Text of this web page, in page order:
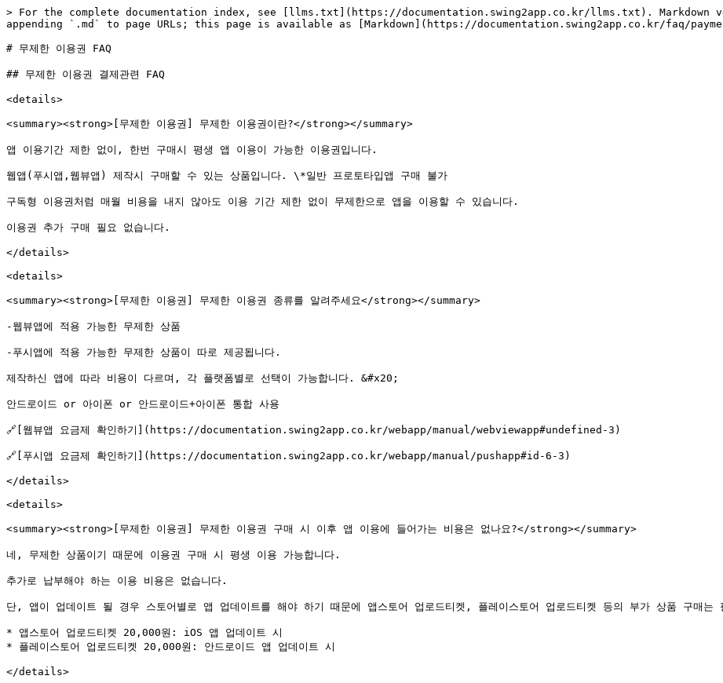
> For the complete documentation index, see [llms.txt](https://documentation.swing2app.co.kr/llms.txt). Markdown
appending `.md` to page URLs; this page is available as [Markdown](https://documentation.swing2app.co.kr/faq/
# 무제한 이용권 FAQ
## 무제한 이용권 결제관련 FAQ
<details>
<summary><strong>[무제한 이용권] 무제한 이용권이란?</strong></summary>
앱 이용기간 제한 없이, 한번 구매시 평생 앱 이용이 가능한 이용권입니다.
웹앱(푸시앱,웹뷰앱) 제작시 구매할 수 있는 상품입니다. \*일반 프로토타입앱 구매 불가
구독형 이용권처럼 매월 비용을 내지 않아도 이용 기간 제한 없이 무제한으로 앱을 이용할 수 있습니다.
이용권 추가 구매 필요 없습니다.
</details>
<details>
<summary><strong>[무제한 이용권] 무제한 이용권 종류를 알려주세요</strong></summary>
-웹뷰앱에 적용 가능한 무제한 상품
-푸시앱에 적용 가능한 무제한 상품이 따로 제공됩니다.
제작하신 앱에 따라 비용이 다르며, 각 플랫폼별로 선택이 가능합니다. &#x20;
안드로이드 or 아이폰 or 안드로이드+아이폰 통합 사용
🔗[웹뷰앱 요금제 확인하기](https://documentation.swing2app.co.kr/webapp/manual/webviewapp#undefined-3)
🔗[푸시앱 요금제 확인하기](https://documentation.swing2app.co.kr/webapp/manual/pushapp#id-6-3)
</details>
<details>
<summary><strong>[무제한 이용권] 무제한 이용권 구매 시 이후 앱 이용에 들어가는 비용은 없나요?</strong></summary>
네, 무제한 상품이기 때문에 이용권 구매 시 평생 이용 가능합니다.
추가로 납부해야 하는 이용 비용은 없습니다.
단, 앱이 업데이트 될 경우 스토어별로 앱 업데이트를 해야 하기 때문에 앱스토어 업로드티켓, 플레이스토어 업로드티켓 등의 부가 상품 구매는
* 앱스토어 업로드티켓 20,000원: iOS 앱 업데이트 시
* 플레이스토어 업로드티켓 20,000원: 안드로이드 앱 업데이트 시
</details>